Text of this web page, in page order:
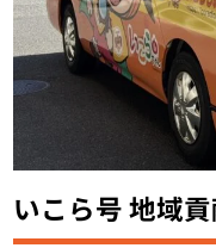
いこら号 地域